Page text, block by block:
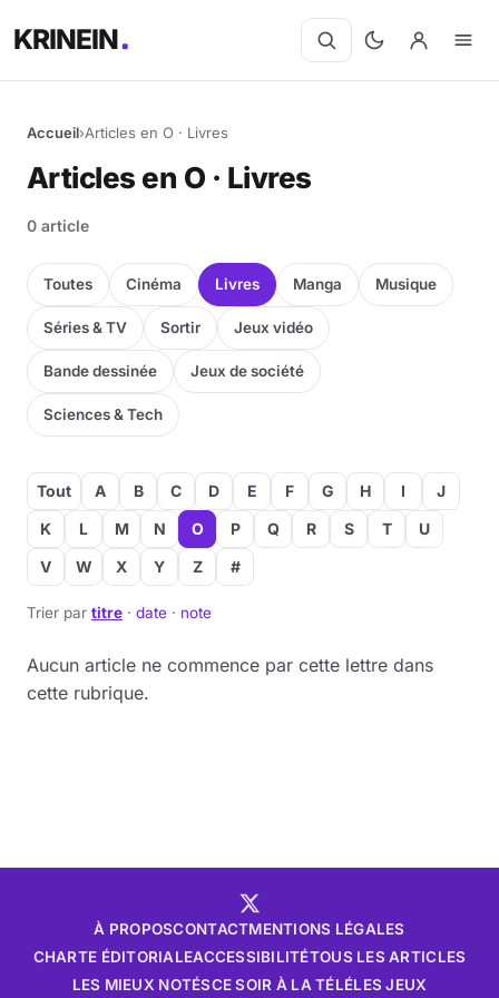
KRINEIN
Accueil›Articles en O · Livres
Articles en O · Livres
0 article
Toutes Cinéma Livres Manga Musique
Séries & TV Sortir Jeux vidéo
Bande dessinée Jeux de société
Sciences & Tech
Tout A B C D E F G H I
J
K
L M N O P Q R S T
U
V
W X Y Z #
Trier par titre · date · note
Aucun article ne commence par cette lettre dans
cette rubrique.
À PROPOSCONTACTMENTIONS LÉGALES
CHARTE ÉDITORIALEACCESSIBILITÉTOUS LES ARTICLES
LES MIEUX NOTÉSCE SOIR À LA TÉLÉLES JEUX